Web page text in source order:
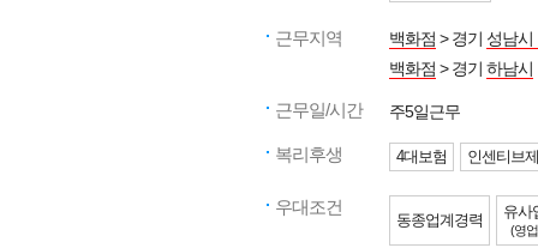
근무지역 백화점 > 경기 성남시
백화점 > 경기 하남시
근무일/시간 주5일근무
복리후생 4대보험 인센티브제
우대조건
동종업계경력 유사
(영